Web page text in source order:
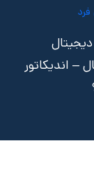
– اندیکاتور